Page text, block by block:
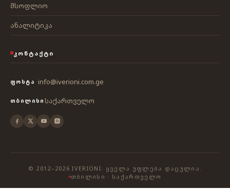
მსოფლიო
ანალიტიკა
ᲙᲝᲜᲢᲐᲥᲢᲘ
ᲤᲝᲡᲢᲐ info@iverioni.com.ge
ᲗᲑᲘᲚᲘᲡᲘ საქართველო
© 2012–2026 IVERIONI. ᲧᲕᲔᲚᲐ ᲣᲤᲚᲔᲑᲐ ᲓᲐᲪᲣᲚᲘᲐ.
ᲗᲑᲘᲚᲘᲡᲘ · ᲡᲐᲥᲐᲠᲗᲕᲔᲚᲝ